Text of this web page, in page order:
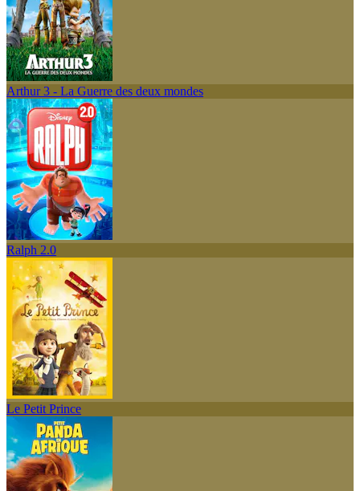
Arthur 3 - La Guerre des deux mondes
Ralph 2.0
Le Petit Prince